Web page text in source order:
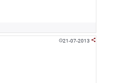
21-07-2013 